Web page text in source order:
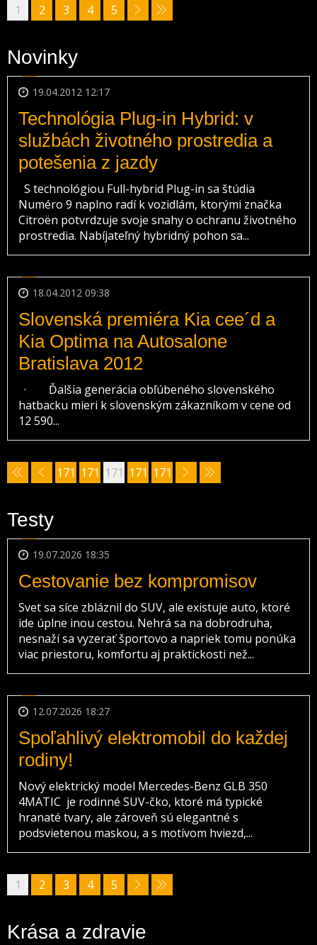
1 2 3 4 5
Novinky
19.04.2012 12:17
Technológia Plug-in Hybrid: v
službách životného prostredia a
potešenia z jazdy
S technológiou Full-hybrid Plug-in sa štúdia
Numéro 9 naplno radí k vozidlám, ktorými značka
Citroën potvrdzuje svoje snahy o ochranu životného
prostredia. Nabíjateľný hybridný pohon sa...
18.04.2012 09:38
Slovenská premiéra Kia cee´d a
Kia Optima na Autosalone
Bratislava 2012
· Ďalšia generácia obľúbeného slovenského
hatbacku mieri k slovenským zákazníkom v cene od
12 590...
171 171 171 171 171
Testy
19.07.2026 18:35
Cestovanie bez kompromisov
Svet sa síce zbláznil do SUV, ale existuje auto, ktoré
ide úplne inou cestou. Nehrá sa na dobrodruha,
nesnaží sa vyzerať športovo a napriek tomu ponúka
viac priestoru, komfortu aj praktickosti než...
12.07.2026 18:27
Spoľahlivý elektromobil do každej
rodiny!
Nový elektrický model Mercedes-Benz GLB 350
4MATIC je rodinné SUV-čko, ktoré má typické
hranaté tvary, ale zároveň sú elegantné s
podsvietenou maskou, a s motívom hviezd,...
1 2 3 4 5
Krása a zdravie